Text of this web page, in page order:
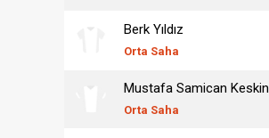
Berk Yıldız
Orta Saha
Mustafa Samican Keskin
Orta Saha